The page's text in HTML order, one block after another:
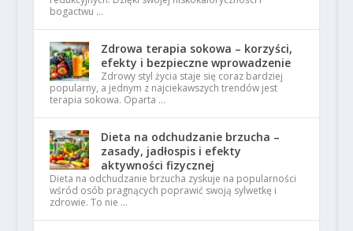
bogactwu …
Zdrowa terapia sokowa – korzyści,
efekty i bezpieczne wprowadzenie
Zdrowy styl życia staje się coraz bardziej
popularny, a jednym z najciekawszych trendów jest
terapia sokowa. Oparta …
Dieta na odchudzanie brzucha –
zasady, jadłospis i efekty
aktywności fizycznej
Dieta na odchudzanie brzucha zyskuje na popularności
wśród osób pragnących poprawić swoją sylwetkę i
zdrowie. To nie …